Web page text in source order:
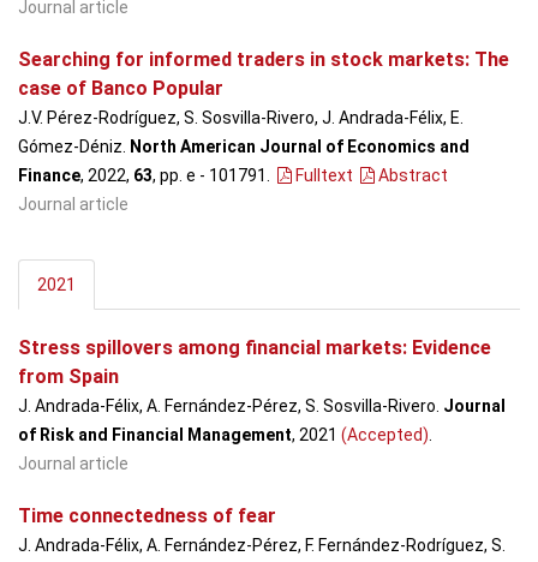
Journal article
Searching for informed traders in stock markets: The
case of Banco Popular
J.V. Pérez-Rodríguez, S. Sosvilla-Rivero, J. Andrada-Félix, E.
Gómez-Déniz.
North American Journal of Economics and
Finance, 2022, 63, pp. e - 101791 Fulltext
Abstract
Journal article
2021
Stress spillovers among financial markets: Evidence
from Spain
J. Andrada-Félix, A. Fernández-Pérez, S. Sosvilla-Rivero. Journal
of Risk and Financial Management, 2021 (Accepted)
Journal article
Time connectedness of fear
J. Andrada-Félix, A. Fernández-Pérez, F. Fernández-Rodríguez, S.